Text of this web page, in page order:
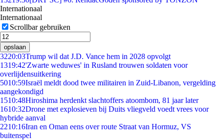
Internationaal
Internationaal
Scrollbar gebruiken
opslaan
3220:03Trump wil dat J.D. Vance hem in 2028 opvolgt
1319:42'Zwarte weduwes' in Rusland trouwen soldaten voor
overlijdensuitkering
5010:59Israël meldt dood twee militairen in Zuid-Libanon, vergelding
aangekondigd
1510:48Hiroshima herdenkt slachtoffers atoombom, 81 jaar later
1610:32Drone met explosieven bij Duits vliegveld voedt vrees voor
hybride aanval
2210:16Iran en Oman eens over route Straat van Hormuz, VS
buitenspel